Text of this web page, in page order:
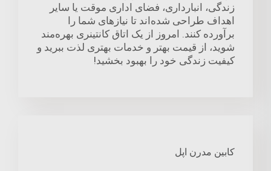
زندگی، انبارداری، فضای اداری موقت یا سایر
اهداف طراحی شده‌اند تا نیازهای شما را
برآورده کنند. امروز از یک اتاق کانتینری بهره‌مند
شوید، از قیمت بهتر و خدمات بهتری لذت ببرید و
کیفیت زندگی خود را بهبود بخشید!
کابین مدرن اپل